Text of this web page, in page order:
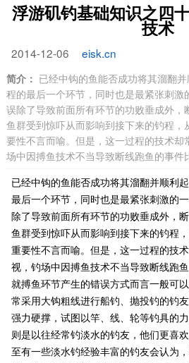
浮游矶钓基础知识之四
技术
2014-12-06 eisk.cn
简介： 已经中钩的鱼能否成功将其溜翻
程的最后一个环节，同时也是最紧张刺激
误除了导致前面所有环节的功败垂成外，
鱼群受到惊吓从而影响到接下来的钓程
要性不言而喻。但是，这一过程的技术却
场中因搏鱼技术不当导致断线跑鱼的事件
已经中钩的鱼能否成功将其溜翻并顺利
最后一个环节，同时也是最紧张刺激的
除了导致前面所有环节的功败垂成外，
鱼群受到惊吓从而影响到接下来的钓程
重要性不言而喻。但是，这一过程的技
视，钓场中因搏鱼技术不当导致断线跑鱼
就搏鱼环节产生的错误方式而言一般可
常采用大钩粗线进行船钓、抛投钓的钓
强力硬撑，试图以竿、线、轮等钓具的
则是以往经常钓淡水的钓友，他们更喜
至有一些淡水钓经验丰富的钓友会认为